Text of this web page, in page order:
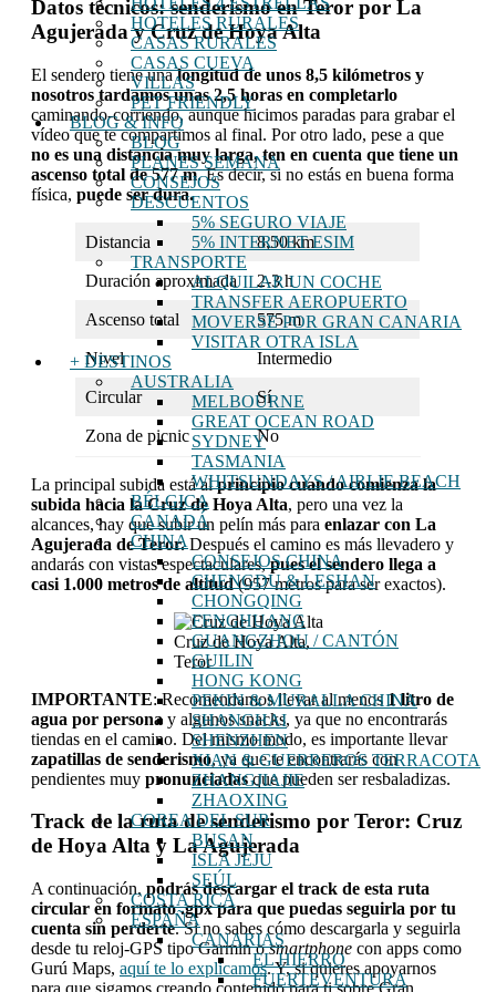
HOTELES RURALES
CASAS RURALES
CASAS CUEVA
VILLAS
PET FRIENDLY
BLOG & INFO
BLOG
PLANES SEMANA
CONSEJOS
DESCUENTOS
5% SEGURO VIAJE
5% INTERNET ESIM
TRANSPORTE
ALQUILAR UN COCHE
TRANSFER AEROPUERTO
MOVERSE POR GRAN CANARIA
VISITAR OTRA ISLA
+ DESTINOS
AUSTRALIA
MELBOURNE
GREAT OCEAN ROAD
SYDNEY
TASMANIA
WHITSUNDAYS / AIRLIE BEACH
BÉLGICA
CANADÁ
CHINA
CONSEJOS CHINA
CHENGDU & LESHAN
CHONGQING
FENGHUANG
GUANGZHOU / CANTÓN
GUILIN
HONG KONG
PEKIN & MURALLA CHINA
SHANGHAI
SHENZHEN
XIAN & GUERREROS TERRACOTA
ZHANGJIAJIE
ZHAOXING
COREA DEL SUR
BUSAN
ISLA JEJU
SEÚL
COSTA RICA
ESPAÑA
CANARIAS
EL HIERRO
FUERTEVENTURA
Datos técnicos: senderismo en Teror por La
Agujerada y Cruz de Hoya Alta
El sendero tiene unalongitud de unos 8,5 kilómetros y
nosotros tardamos unas 2,5 horas en completarlo
caminando-corriendo, aunque hicimos paradas para grabar el
vídeo que te compartimos al final. Por otro lado, pese a que
no es una distancia muy larga, ten en cuenta que tiene un
ascenso total de 577 m. Es decir, si no estás en buena forma
física, puede ser dura.
Distancia 8,50 km
Duración aproximada 2-3 h
Ascenso total 575 m
Nivel Intermedio
Circular Sí
Zona de picnic No
La principal subida está alprincipio cuando comienza la
subida hacia la Cruz de Hoya Alta, pero una vez la
alcances, hay que subir un pelín más para enlazar con La
Agujerada de Teror.Después el camino es más llevadero y
andarás con vistas espectaculares,pues el sendero llega a
casi 1.000 metros de altitud(957 metros para ser exactos).
Cruz de Hoya Alta,
Teror
IMPORTANTE: Recomendamos llevar al menos1 litro de
agua por persona y algunos snacks, ya que no encontrarás
tiendas en el camino. Del mismo modo, es importante llevar
zapatillas de senderismo, ya que te encontrarás con
pendientes muy pronunciadasque pueden ser resbaladizas.
Track de la ruta de senderismo por Teror: Cruz
de Hoya Alta y La Agujerada
A continuación, podrás descargar el track de esta ruta
circular en formato .gpx para que puedas seguirla por tu
cuenta sin perderte. Si no sabes cómo descargarla y seguirla
desde tu reloj-GPS tipo Garmin osmartphone con apps como
Gurú Maps, aquí te lo explicamos. Y, si quieres apoyarnos
para que sigamos creando contenido para ti sobre Gran